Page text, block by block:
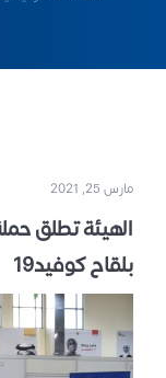
مارس 25, 2021
الهيئة تطلق
بلقاح كوفيد19